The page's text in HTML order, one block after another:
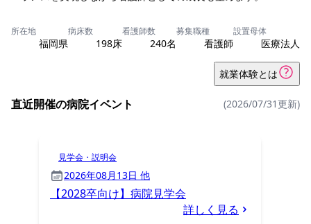
所在地
福岡県
病床数
198床
看護師数
240名
募集職種
看護師
設置母体
医療法人
就業体験とは
直近開催の病院イベント (2026/07/31更新)
見学会・説明会
2026年08月13日 他
【2028卒向け】病院見学会
詳しく見る